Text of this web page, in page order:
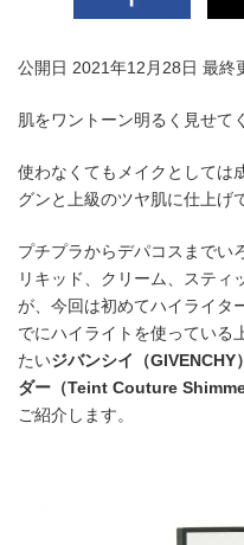
ライフスタイル
公開日 2021年12月28日 最終
肌をワントーン明るく見せて
使わなくてもメイクとしては
グンと上級のツヤ肌に仕上げ
プチプラからデパコスまでい
リキッド、クリーム、スティ
が、今回は初めてハイライタ
でにハイライトを使っている
たいジバンシイ（
ダー（Teint Couture
ご紹介します。